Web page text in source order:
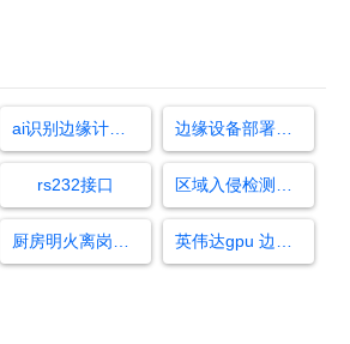
ai识别边缘计算盒子怎么用 边缘设备部署深度算法
rs232接口